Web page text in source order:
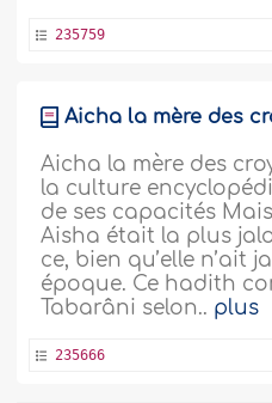
235759
Aicha la mère des
Aicha la mère des
la culture
de ses capacités
Aisha était la plus
ce, bien qu’elle n’ait
époque. Ce hadith
Tabarâni selon.. plus
235666